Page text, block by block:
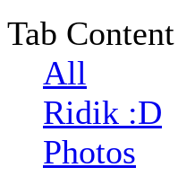
Tab Content
All
Ridik :D
Photos